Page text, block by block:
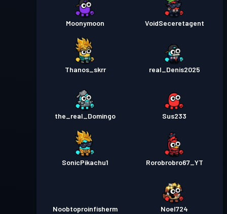
Moonymoon VoidSeceretagent
Thanos_skrr real_Denis2025
the_real_Domingo Sus233
SonicPikachu1 Rorobrobro67_YT
Noobtoproinfisherm Noel724